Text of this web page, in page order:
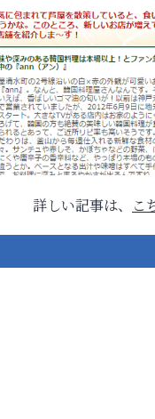
詳しい記事は、 こ